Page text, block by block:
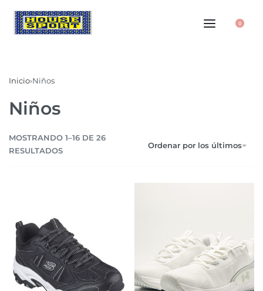
0
Inicio›Niños
Niños
MOSTRANDO 1–16 DE 26
RESULTADOS
Ordenar por los últimos